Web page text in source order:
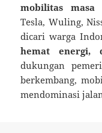
mobilitas masa
Tesla, Wuling,
dicari warga
hemat energi,
dukungan
berkembang,
mendominasi